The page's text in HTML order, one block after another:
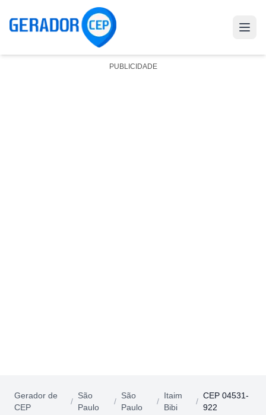
PUBLICIDADE
Gerador de
CEP
/
São
Paulo
/
São
Paulo
/
Itaim
Bibi
/
CEP 04531-
922